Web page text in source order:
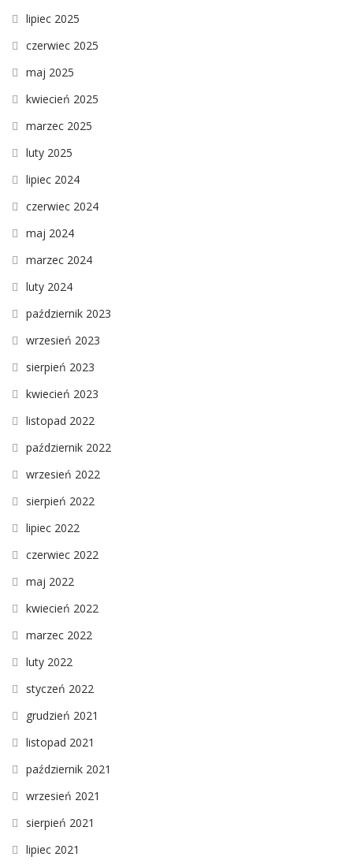
lipiec 2025
czerwiec 2025
maj 2025
kwiecień 2025
marzec 2025
luty 2025
lipiec 2024
czerwiec 2024
maj 2024
marzec 2024
luty 2024
październik 2023
wrzesień 2023
sierpień 2023
kwiecień 2023
listopad 2022
październik 2022
wrzesień 2022
sierpień 2022
lipiec 2022
czerwiec 2022
maj 2022
kwiecień 2022
marzec 2022
luty 2022
styczeń 2022
grudzień 2021
listopad 2021
październik 2021
wrzesień 2021
sierpień 2021
lipiec 2021